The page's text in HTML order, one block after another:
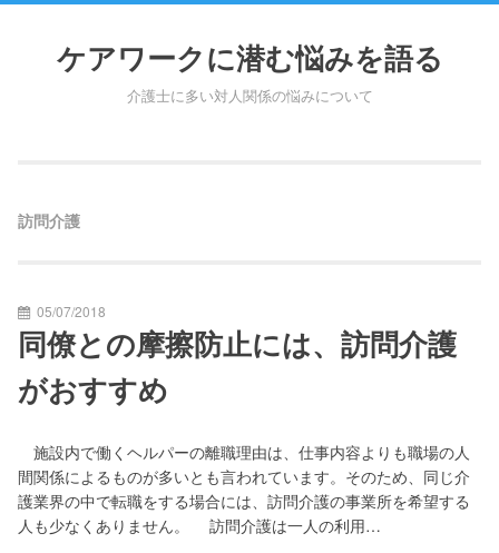
contentケアワークに潜む悩みを語る
介護士に多い対人関係の悩みについて
訪問介護
05/07/2018
同僚との摩擦防止には、訪問介護
がおすすめ
施設内で働くヘルパーの離職理由は、仕事内容よりも職場の人
間関係によるものが多いとも言われています。そのため、同じ介
護業界の中で転職をする場合には、訪問介護の事業所を希望する
人も少なくありません。 訪問介護は一人の利用…